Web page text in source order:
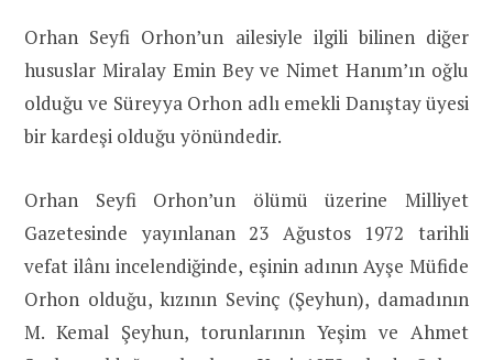
Orhan Seyfi Orhon’un ailesiyle ilgili bilinen diğer
hususlar Miralay Emin Bey ve Nimet Hanım’ın oğlu
olduğu ve Süreyya Orhon adlı emekli Danıştay üyesi
bir kardeşi olduğu yönündedir.
Orhan Seyfi Orhon’un ölümü üzerine Milliyet
Gazetesinde yayınlanan 23 Ağustos 1972 tarihli
vefat ilânı incelendiğinde, eşinin adının Ayşe Müfide
Orhon olduğu, kızının Sevinç (Şeyhun), damadının
M. Kemal Şeyhun, torunlarının Yeşim ve Ahmet